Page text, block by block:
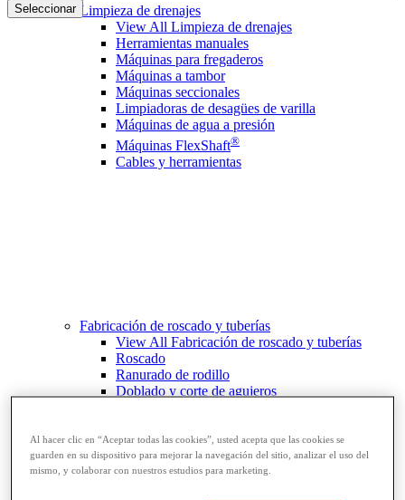
Seleccionar Limpieza de drenajes
View All Limpieza de drenajes
Herramientas manuales
Máquinas para fregaderos
Máquinas a tambor
Máquinas seccionales
Limpiadoras de desagües de varilla
Máquinas de agua a presión
Máquinas FlexShaft®
Cables y herramientas
Fabricación de roscado y tuberías
View All Fabricación de roscado y tuberías
Roscado
Ranurado de rodillo
Doblado y corte de agujeros
Al hacer clic en “Aceptar todas las cookies”, usted acepta que las cookies se
guarden en su dispositivo para mejorar la navegación del sitio, analizar el uso del
mismo, y colaborar con nuestros estudios para marketing.